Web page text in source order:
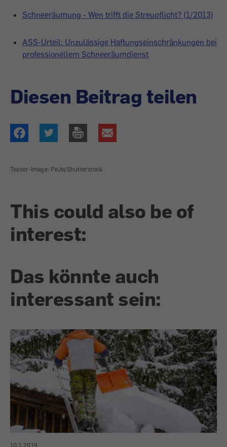
Schneeräumung - Wen trifft die Streupflicht? (1/2013)
ASS-Urteil: Unzulässige Haftungseinschränkungen bei
professionellem Schneeräumdienst
Diesen Beitrag teilen
Teaser-Image: PeJo/Shutterstock
This could also be of
interest:
Das könnte auch
interessant sein:
10.1.2019